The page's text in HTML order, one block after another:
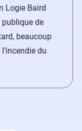
Logie Baird
de
beaucoup
du